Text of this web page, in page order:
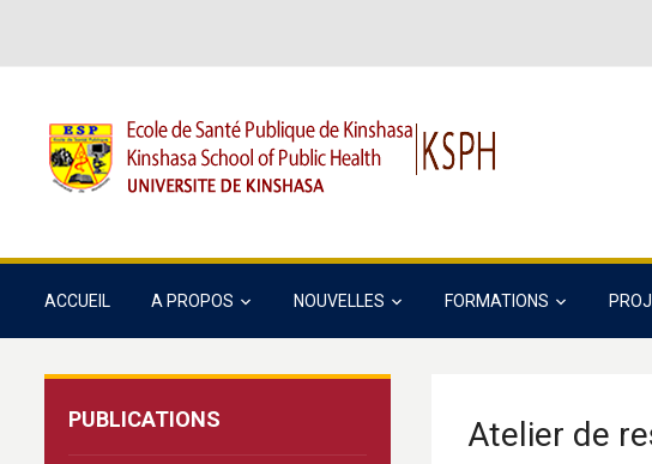
ACCUEIL A PROPOS NOUVELLES FORMATIONS
PUBLICATIONS
Atelier de